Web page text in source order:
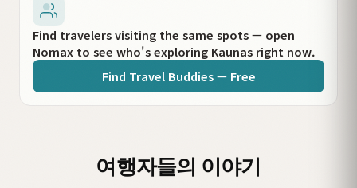
Find travelers visiting the same spots — open
Nomax to see who's exploring Kaunas right now.
Find Travel Buddies — Free
여행자들의 이야기